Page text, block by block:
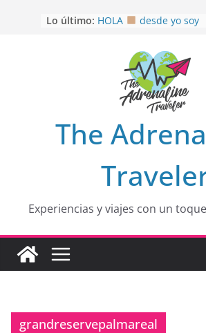
Lo último: HOLA
desde yo soy
EL SENDERO DEL
opción
HOSPEDAJE AL
OTRA PERSPECTIVA de
MULITO!
The
Experiencias y viajes con un
grandreservepalmareal